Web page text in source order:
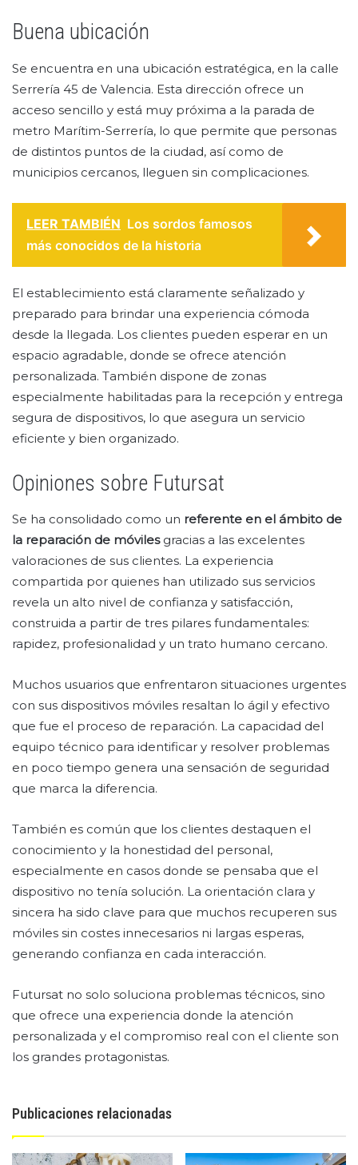
Buena ubicación
Se encuentra en una ubicación estratégica, en la calle
Serrería 45 de Valencia. Esta dirección ofrece un
acceso sencillo y está muy próxima a la parada de
metro Marítim-Serrería, lo que permite que personas
de distintos puntos de la ciudad, así como de
municipios cercanos, lleguen sin complicaciones.
LEER TAMBIÉN Los sordos famosos
más conocidos de la historia
El establecimiento está claramente señalizado y
preparado para brindar una experiencia cómoda
desde la llegada. Los clientes pueden esperar en un
espacio agradable, donde se ofrece atención
personalizada. También dispone de zonas
especialmente habilitadas para la recepción y entrega
segura de dispositivos, lo que asegura un servicio
eficiente y bien organizado.
Opiniones sobre Futursat
Se ha consolidado como un referente en el ámbito de
la reparación de móvilesgracias a las excelentes
valoraciones de sus clientes. La experiencia
compartida por quienes han utilizado sus servicios
revela un alto nivel de confianza y satisfacción,
construida a partir de tres pilares fundamentales:
rapidez, profesionalidad y un trato humano cercano.
Muchos usuarios que enfrentaron situaciones urgentes
con sus dispositivos móviles resaltan lo ágil y efectivo
que fue el proceso de reparación. La capacidad del
equipo técnico para identificar y resolver problemas
en poco tiempo genera una sensación de seguridad
que marca la diferencia.
También es común que los clientes destaquen el
conocimiento y la honestidad del personal,
especialmente en casos donde se pensaba que el
dispositivo no tenía solución. La orientación clara y
sincera ha sido clave para que muchos recuperen sus
móviles sin costes innecesarios ni largas esperas,
generando confianza en cada interacción.
Futursat no solo soluciona problemas técnicos, sino
que ofrece una experiencia donde la atención
personalizada y el compromiso real con el cliente son
los grandes protagonistas.
Publicaciones relacionadas